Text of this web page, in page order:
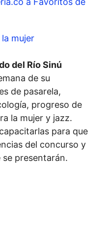
del Río Sinú
de su
de pasarela,
progreso de
la mujer y jazz.
para que
del concurso y
presentarán.